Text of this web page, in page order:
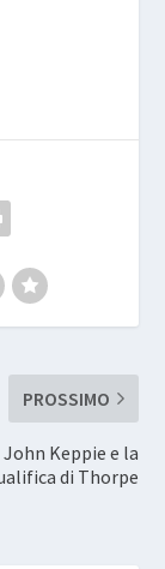
PROSSIMO
Keppie e la
di Thorpe